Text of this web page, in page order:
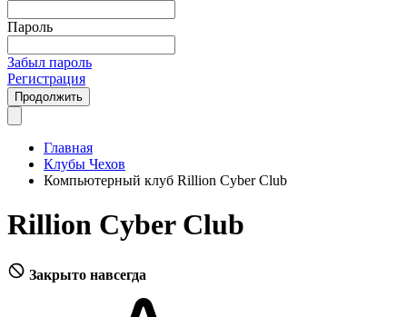
Пароль
Забыл пароль
Регистрация
Продолжить
Главная
Клубы Чехов
Компьютерный клуб Rillion Cyber Club
Rillion Cyber Club
Закрыто навсегда